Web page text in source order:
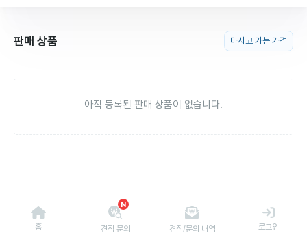
판매 상품 마시고 가는 가격
아직 등록된 판매 상품이 없습니다.
홈
N
견적 문의 견적/문의 내역 로그인